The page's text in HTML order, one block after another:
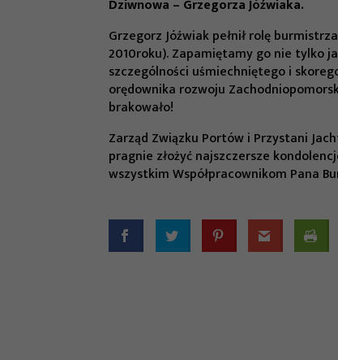
Dziwnowa – Grzegorza Jóźwiaka.
Grzegorz Jóźwiak pełnił rolę
2010roku). Zapamiętamy go nie tylko
szczególności uśmiechniętego i
orędownika rozwoju
brakowało!
Zarząd Związku Portów i Przystani
pragnie złożyć najszczersze
wszystkim Współpracownikom Pana